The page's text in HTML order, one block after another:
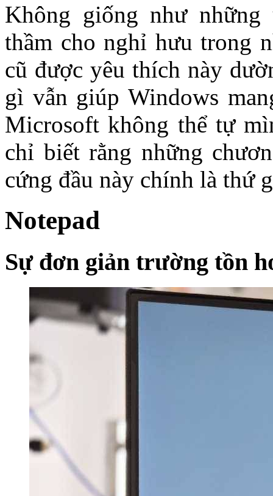
Không giống như
thầm cho nghỉ hưu trong
cũ được yêu thích này
gì vẫn giúp Windows
Microsoft không thể tự
chỉ biết rằng những
cứng đầu này chính là thứ
Notepad
Sự đơn giản trường tồn